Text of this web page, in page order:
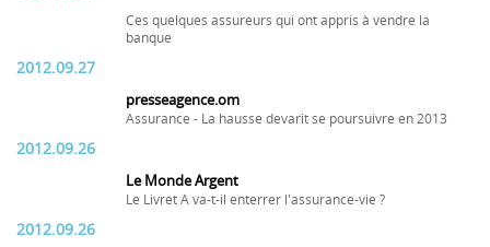
Ces quelques assureurs qui ont appris à vendre la
banque
2012.09.27
presseagence.om
Assurance - La hausse devarit se poursuivre en 2013
2012.09.26
Le Monde Argent
Le Livret A va-t-il enterrer l'assurance-vie ?
2012.09.26